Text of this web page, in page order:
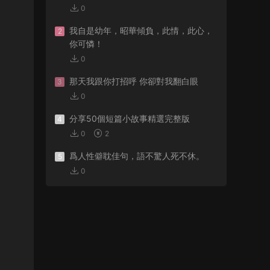
0
2
我自是幼年，昭華傾負，此情，此心，
你可憐！
0
3 那天我跟你打招呼 你卻對我翻白眼
0
4 分享50個短篇小故事精選完整版
0 2
5 爲人性僻耽佳句，語不驚人死不休。
0